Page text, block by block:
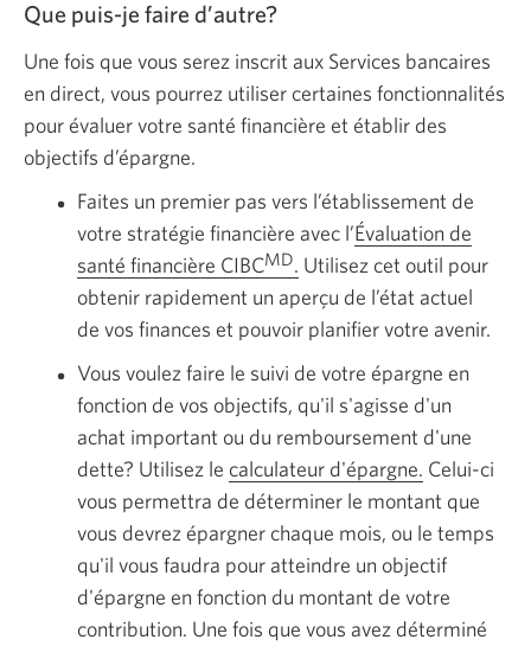
Que puis-je faire d’autre?
Une fois que vous serez inscrit aux Services bancaires
en direct, vous pourrez utiliser certaines fonctionnalités
pour évaluer votre santé financière et établir des
objectifs d’épargne.
Faites un premier pas vers l’établissement de
votre stratégie financière avec l’Évaluation de
santé financière CIBCMD. Utilisez cet outil pour
obtenir rapidement un aperçu de l’état actuel
de vos finances et pouvoir planifier votre avenir.
Vous voulez faire le suivi de votre épargne en
fonction de vos objectifs, qu'il s'agisse d'un
achat important ou du remboursement d'une
dette? Utilisez le calculateur d'épargne. Celui-ci
vous permettra de déterminer le montant que
vous devrez épargner chaque mois, ou le temps
qu'il vous faudra pour atteindre un objectif
d'épargne en fonction du montant de votre
contribution. Une fois que vous avez déterminé